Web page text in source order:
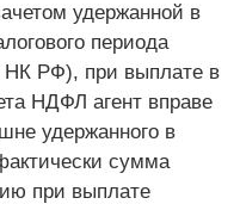
удержанной в
периода
РФ), при выплате в
НДФЛ агент вправе
удержанного в
сумма
при выплате